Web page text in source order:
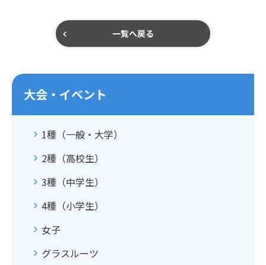
一覧へ戻る
大会・イベント
1種（一般・大学）
2種（高校生）
3種（中学生）
4種（小学生）
女子
グラスルーツ